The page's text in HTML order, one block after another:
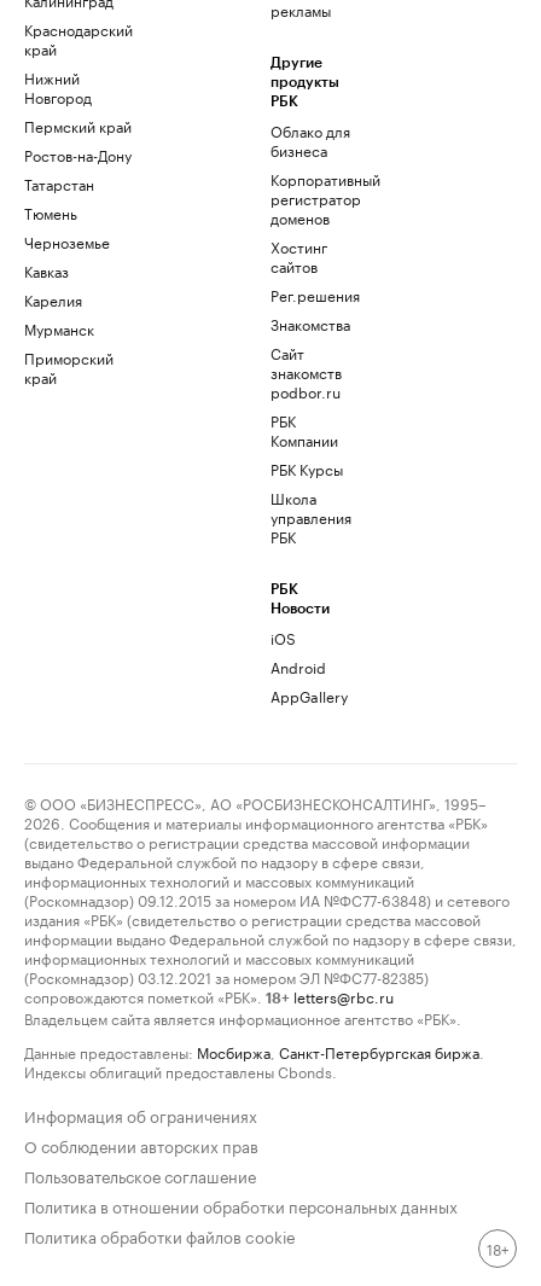
Краснодарский
край
Нижний
Новгород
Пермский край
Ростов-на-Дону
Татарстан
Тюмень
Черноземье
Кавказ
Карелия
Мурманск
Приморский
край
рекламы
Другие
продукты
РБК
Облако для
бизнеса
Корпоративный
регистратор
доменов
Хостинг
сайтов
Рег.решения
Знакомства
Сайт
знакомств
podbor.ru
РБК
Компании
РБК Курсы
Школа
управления
РБК
РБК
Новости
iOS
Android
AppGallery
© ООО «БИЗНЕСПРЕСС», АО «РОСБИЗНЕСКОНСАЛТИНГ», 1995–
2026. Сообщения и материалы информационного агентства «РБК»
(свидетельство о регистрации средства массовой информации
выдано Федеральной службой по надзору в сфере связи,
информационных технологий и массовых коммуникаций
(Роскомнадзор) 09.12.2015 за номером ИА №ФС77-63848) и сетевого
издания «РБК» (свидетельство о регистрации средства массовой
информации выдано Федеральной службой по надзору в сфере связи,
информационных технологий и массовых коммуникаций
(Роскомнадзор) 03.12.2021 за номером ЭЛ №ФС77-82385)
сопровождаются пометкой «РБК».
18+ letters@rbc.ru
Владельцем сайта является информационное агентство «РБК».
Данные предоставлены: Мосбиржа Санкт-Петербургская биржа
Индексы облигаций предоставлены Cbonds.
Информация об ограничениях
О соблюдении авторских прав
Пользовательское соглашение
Политика в отношении обработки персональных данных
Политика обработки файлов cookie
18+